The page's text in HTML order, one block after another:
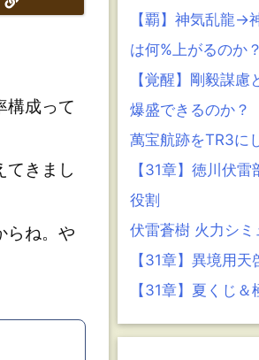
構成って
きまし
らね。や
【覇】神気乱龍→
は何%上がるのか？
【覚醒】剛毅謀
爆盛できるのか？
萬宝航跡をTR3に
【31章】徳川伏
役割
伏雷蒼樹 火力シミ
【31章】異境用
【31章】夏くじ＆